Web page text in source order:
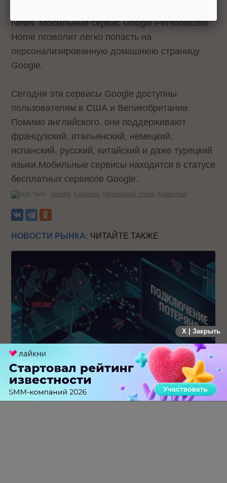
News. Мобильный сервис Google Personalized
Home позволит легко попасть на
персонализированную домашнюю страницу
Google.
Сегодня эти сервисы Google доступны
пользователям в США и Великобритании.
Помимо английского, они поддерживают
французский, итальянский, немецкий,
испанский, русский, китайский и даже турецкий
языки.Мобильные сервисы находятся в статусе
бесплатных сервисов Google.
Теги: Google Сервисы Мобильный поиск Клиентам
НОВОСТИ РЫНКА: ЧИТАЙТЕ ТАКЖЕ
Крупнейший сбой в рунете: пользователи не могут
попасть на популярные сайты
X | Закрыть